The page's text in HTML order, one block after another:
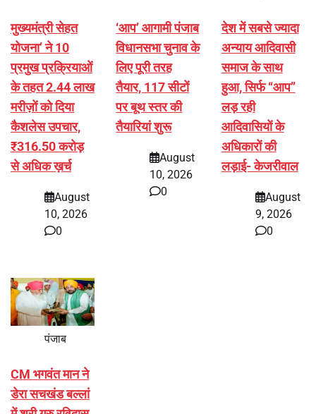
मुख्यमंत्री सेहत
योजना’ ने 10
प्रमुख प्रक्रियाओं
के तहत 2.44 लाख
मरीज़ों को दिया
कैशलेस उपचार,
₹316.50 करोड़
से अधिक ख़र्च
August
10, 2026
0
‘आप’ आगामी पंजाब
विधानसभा चुनाव के
लिए पूरी तरह
तैयार, 117 सीटों
पर बूथ स्तर की
तैयारियां शुरू
August
10, 2026
0
देश में सबसे ज्यादा
अन्याय आदिवासी
समाज के साथ
हुआ, सिर्फ ‘‘आप’’
लड़ रही
आदिवासियों के
अधिकारों की
लड़ाई- केजरीवाल
August
9, 2026
0
पंजाब
CM भगवंत मान ने
डेरा सचखंड बल्लां